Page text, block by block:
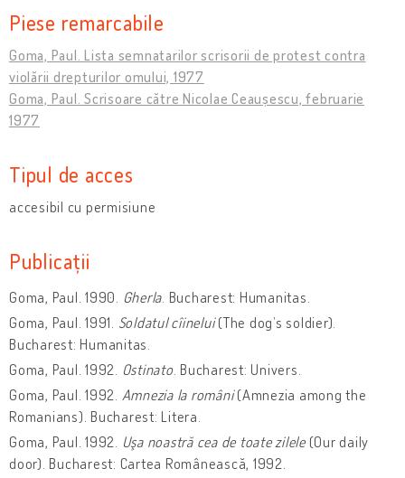
Piese remarcabile
Goma, Paul. Lista semnatarilor scrisorii de protest contra
violării drepturilor omului, 1977
Goma, Paul. Scrisoare către Nicolae Ceaușescu, februarie
1977
Tipul de acces
accesibil cu permisiune
Publicații
Goma, Paul. 1990. Gherla . Bucharest: Humanitas.
Goma, Paul. 1991. Soldatul cîinelui(The dog’s soldier).
Bucharest: Humanitas.
Goma, Paul. 1992. Ostinato. Bucharest: Univers.
Goma, Paul. 1992. Amnezia la români(Amnezia among the
Romanians). Bucharest: Litera.
Goma, Paul. 1992. Uşa noastră cea de toate zilele(Our daily
door). Bucharest: Cartea Românească, 1992.